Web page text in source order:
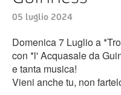
05 luglio 2024
Domenica 7 Luglio a
con *l' Acquasale da
e tanta musica!
Vieni anche tu, non